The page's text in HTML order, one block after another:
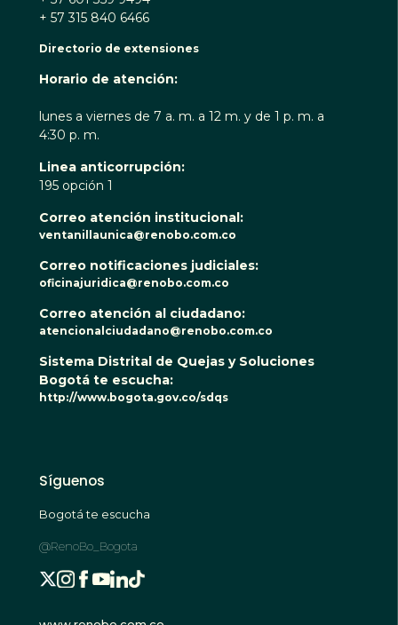
+ 57 315 840 6466
Directorio de extensiones
Horario de atención:
lunes a viernes de 7 a. m. a 12 m. y de 1 p. m. a
4:30 p. m.
Linea anticorrupción:
195 opción 1
Correo atención institucional:
ventanillaunica@renobo.com.co
Correo notificaciones judiciales:
oficinajuridica@renobo.com.co
Correo atención al ciudadano:
atencionalciudadano@renobo.com.co
Sistema Distrital de Quejas y Soluciones
Bogotá te escucha:
http://www.bogota.gov.co/sdqs
Síguenos
Bogotá te escucha
@RenoBo_Bogota